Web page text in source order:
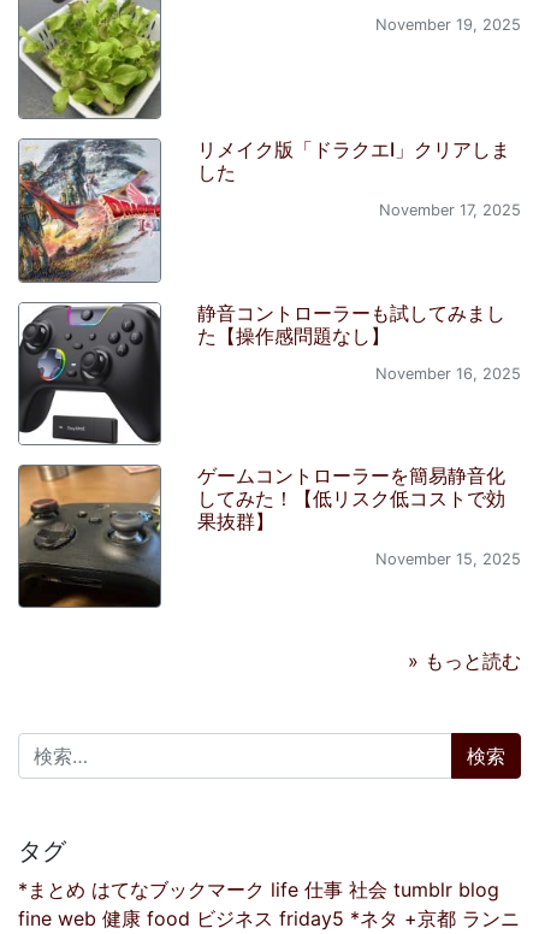
November 19, 2025
リメイク版「ドラクエI」クリアしま
した
November 17, 2025
静音コントローラーも試してみまし
た【操作感問題なし】
November 16, 2025
ゲームコントローラーを簡易静音化
してみた！【低リスク低コストで効
果抜群】
November 15, 2025
» もっと読む
検索:
タグ
*まとめ はてなブックマーク life 仕事 社会 tumblr blog
fine web 健康 food ビジネス friday5 *ネタ +京都 ランニ